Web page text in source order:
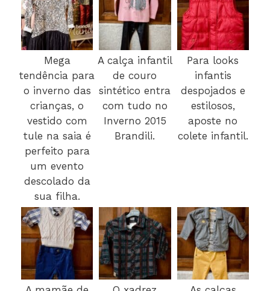
Mega
tendência para
o inverno das
crianças, o
vestido com
tule na saia é
perfeito para
um evento
descolado da
sua filha.
A calça infantil
de couro
sintético entra
com tudo no
Inverno 2015
Brandili.
Para looks
infantis
despojados e
estilosos,
aposte no
colete infantil.